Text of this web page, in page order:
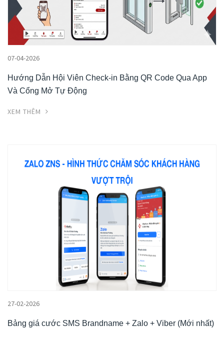
07-04-2026
Hướng Dẫn Hội Viên Check-in Bằng QR Code Qua App
Và Cổng Mở Tự Động
XEM THÊM
27-02-2026
Bảng giá cước SMS Brandname + Zalo + Viber (Mới nhất)